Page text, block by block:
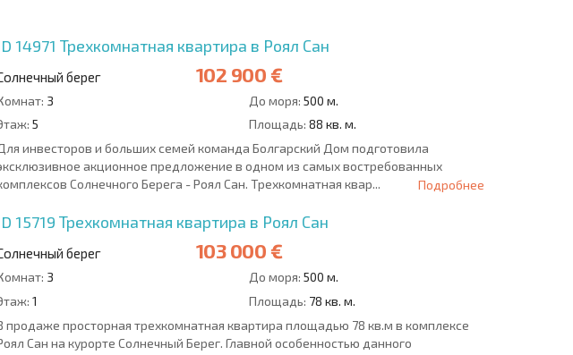
14971 Трехкомнатная квартира в Роял Сан
берег 102 900 €
3 До моря: 500 м.
5 Площадь: 88 кв. м.
инвесторов и больших семей команда Болгарский Дом подготовила
акционное предложение в одном из самых востребованных
Солнечного Берега - Роял Сан. Трехкомнатная квар...
Подробнее
15719 Трехкомнатная квартира в Роял Сан
берег 103 000 €
3 До моря: 500 м.
1 Площадь: 78 кв. м.
продаже просторная трехкомнатная квартира площадью 78 кв.м в комплексе
Сан на курорте Солнечный Берег. Главной особенностью данного